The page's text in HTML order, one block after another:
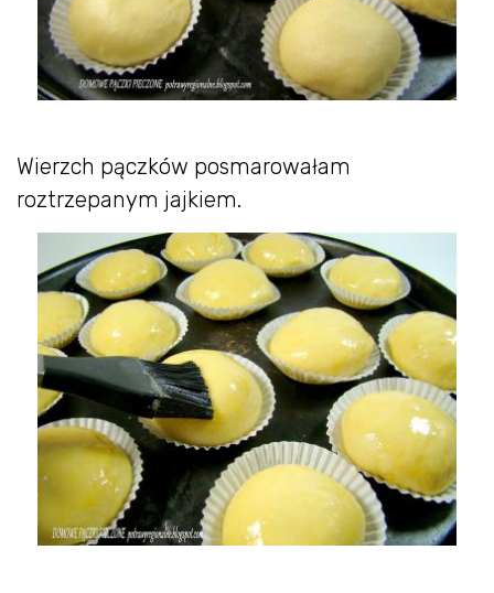
Wierzch pączków posmarowałam
roztrzepanym jajkiem.